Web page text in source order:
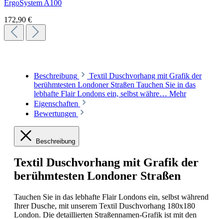
ErgoSystem A100
172,90 €
Beschreibung
Textil Duschvorhang mit Grafik der
berühmtesten Londoner Straßen Tauchen Sie in das
lebhafte Flair Londons ein, selbst währe… Mehr
Eigenschaften
Bewertungen
Beschreibung
Textil Duschvorhang mit Grafik der
berühmtesten Londoner Straßen
Tauchen Sie in das lebhafte Flair Londons ein, selbst während
Ihrer Dusche, mit unserem Textil Duschvorhang 180x180
London. Die detaillierten Straßennamen-Grafik ist mit den